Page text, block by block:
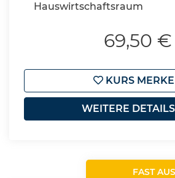
Hauswirtschaftsraum
69,50 €
KURS
WEITERE DETAILS
FAST